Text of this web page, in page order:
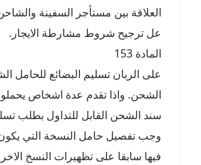
العلاقة بين مستأجر السفينة
عل ترجيح شروط مشارطة الايجار.
المادة 153
على الربان تسليم البضائع للحامل
الشحن. واذا تقدم عدة اشخاص
سند الشحن القابل للتداول بطلب
وجب تفصيل حامل النسخة التي
فيها سابقا على تظهيرات النسخ